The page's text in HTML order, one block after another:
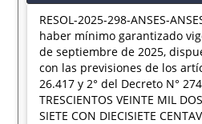
RESOL-2025-298-ANSES-
haber mínimo garantizado
de septiembre de 2025,
con las previsiones de los
26.417 y 2° del Decreto N°
TRESCIENTOS VEINTE MIL
SIETE CON DIECISIETE